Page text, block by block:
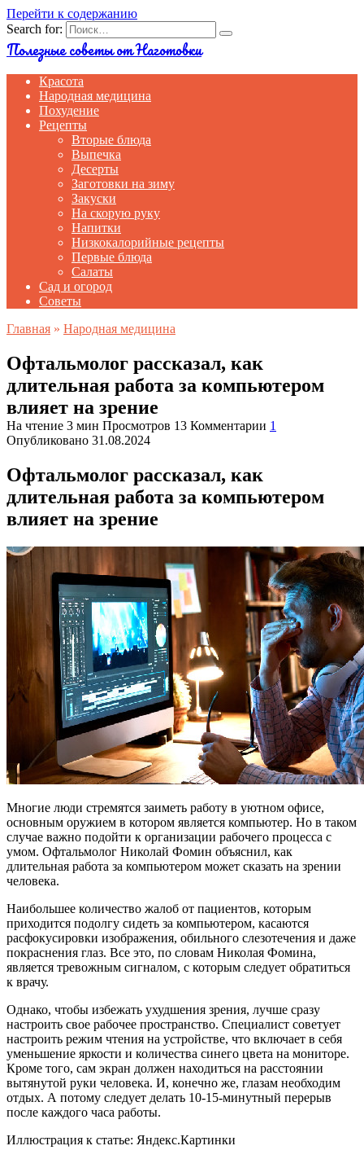
Перейти к содержанию
Search for:
Полезные советы от Наготовки
Красота
Народная медицина
Похудение
Рецепты
Вторые блюда
Выпечка
Десерты
Заготовки на зиму
Закуски
На скорую руку
Напитки
Низкокалорийные рецепты
Первые блюда
Салаты
Сад и огород
Советы
Главная » Народная медицина
Офтальмолог рассказал, как
длительная работа за компьютером
влияет на зрение
На чтение 3 мин Просмотров 13 Комментарии 1
Опубликовано 31.08.2024
Офтальмолог рассказал, как
длительная работа за компьютером
влияет на зрение
Многие люди стремятся заиметь работу в уютном офисе,
основным оружием в котором является компьютер. Но в таком
случае важно подойти к организации рабочего процесса с
умом. Офтальмолог Николай Фомин объяснил, как
длительная работа за компьютером может сказать на зрении
человека.
Наибольшее количество жалоб от пациентов, которым
приходится подолгу сидеть за компьютером, касаются
расфокусировки изображения, обильного слезотечения и даже
покраснения глаз. Все это, по словам Николая Фомина,
является тревожным сигналом, с которым следует обратиться
к врачу.
Однако, чтобы избежать ухудшения зрения, лучше сразу
настроить свое рабочее пространство. Специалист советует
настроить режим чтения на устройстве, что включает в себя
уменьшение яркости и количества синего цвета на мониторе.
Кроме того, сам экран должен находиться на расстоянии
вытянутой руки человека. И, конечно же, глазам необходим
отдых. А потому следует делать 10-15-минутный перерыв
после каждого часа работы.
Иллюстрация к статье: Яндекс.Картинки